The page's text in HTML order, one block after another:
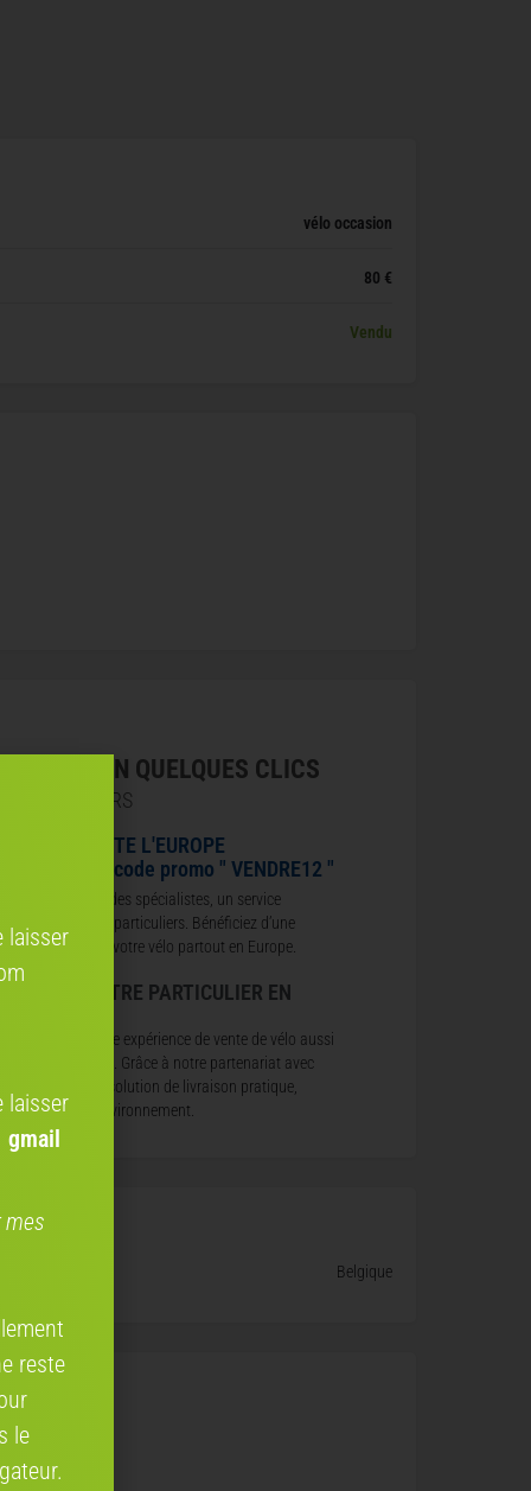
vélo occasion
80 €
Vendu
EN QUELQUES CLICS
DANS TOUTE L'EUROPE
12 % avec le code promo " VENDRE12 "
de votre vélo à des spécialistes, un service
aussi pour les particuliers. Bénéficiez d’une
pour livrer votre vélo partout en Europe.
ENTRE PARTICULIER EN
à rendre votre expérience de vente de vélo aussi
entre particuliers. Grâce à notre partenariat avec
proposons une solution de livraison pratique,
de l’environnement.
Belgique
laisser
laisser
mes
reste
le